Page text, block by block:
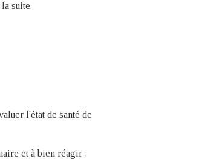
suite.
l'état de santé de
et à bien réagir :